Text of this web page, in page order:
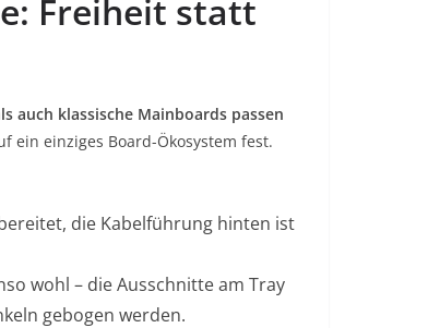
Freiheit statt
auch klassische Mainboards passen
ein einziges Board-Ökosystem fest.
die Kabelführung hinten ist
wohl – die Ausschnitte am Tray
gebogen werden.